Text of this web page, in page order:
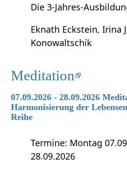
Die 3-Jahres-
Eknath Eckstein, Irina
Konowaltschik
Meditation
07.09.2026 - 28.09.2026
Harmonisierung der
Reihe
Termine: Montag
28.09.2026